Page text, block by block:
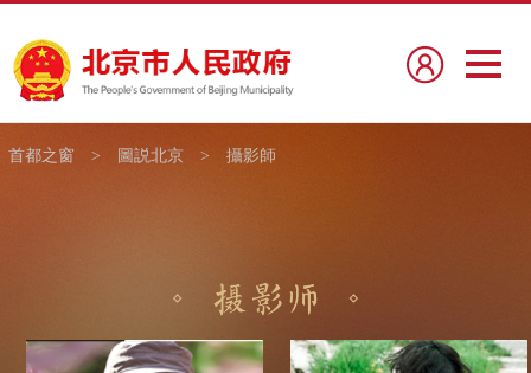
首都之窗> 圖説北京> 攝影師